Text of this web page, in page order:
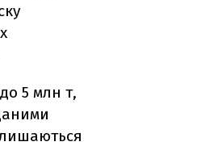
5 млн т,